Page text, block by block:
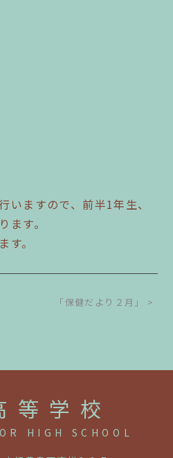
いますので、前半1年生、
ます。
。
「保健だより２月」 >
等学校
HIGH SCHOOL